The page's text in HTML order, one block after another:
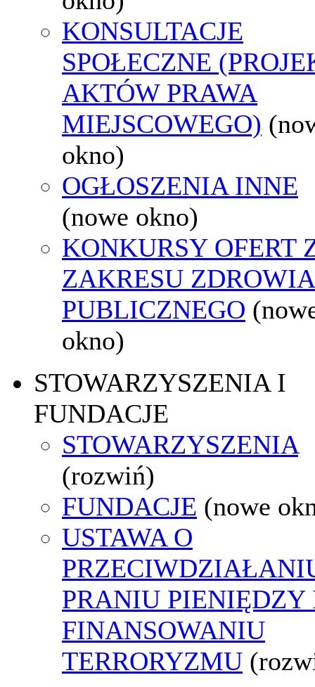
KONSULTACJE
SPOŁECZNE
AKTÓW PRAWA
MIEJSCOWEGO)
okno)
OGŁOSZENIA INNE
(nowe okno)
KONKURSY OFERT
ZAKRESU ZDROWIA
PUBLICZNEGO
okno)
STOWARZYSZENIA I
FUNDACJE
STOWARZYSZENIA
(rozwiń)
FUNDACJE (nowe
USTAWA O
PRANIU PIENIĘDZY
FINANSOWANIU
TERRORYZMU